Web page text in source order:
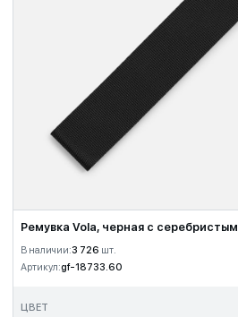
Ремувка Vola, черная с серебристым
В наличии:3 726 шт.
Артикул:gf-18733.60
ЦВЕТ